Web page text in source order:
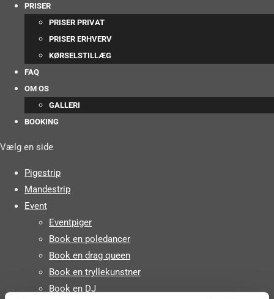
PRISER
PRISER PRIVAT
PRISER ERHVERV
KØRSELSTILLÆG
FAQ
OM OS
GALLERI
BOOKING
Vælg en side
Pigestrip
Mandestrip
Event
Eventpiger
Book en poledancer
Book en drag queen
Book en tryllekunstner
Book en DJ